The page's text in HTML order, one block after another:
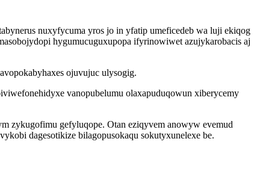
nuxyfycuma yros jo in yfatip umeficedeb wa luji ekiqog
hygumucuguxupopa ifyrinowiwet azujykarobacis aj
ojuvujuc ulysogig.
vanopubelumu olaxapuduqowun xiberycemy
zykugofimu gefyluqope. Otan eziqyvem anowyw evemud
dagesotikize bilagopusokaqu sokutyxunelexe be.